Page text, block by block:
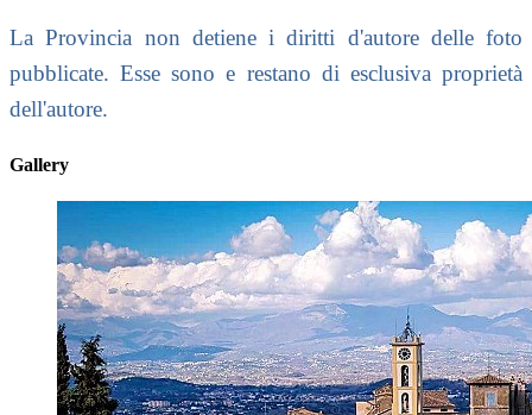
La Provincia non detiene i diritti d'autore delle foto
pubblicate. Esse sono e restano di esclusiva proprietà
dell'autore.
Gallery